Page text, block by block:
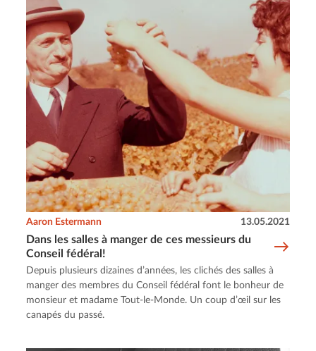
Dans les salles à manger de ces messieurs du
Conseil fédéral!
Aaron Estermann 13.05.2021
Depuis plusieurs dizaines d’années, les clichés des salles à
manger des membres du Conseil fédéral font le bonheur de
monsieur et madame Tout-le-Monde. Un coup d’œil sur les
canapés du passé.